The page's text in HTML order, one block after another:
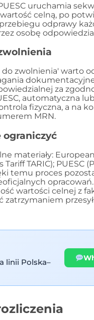
uruchamia
celną, po
odprawy
osobę
zwolnienia' warto
za
automatyczna
fizyczna, a na
MRN.
ograniczyć
materiały: European
TARIC); PUESC
temu proces
wartości celnej z
linii Polska–